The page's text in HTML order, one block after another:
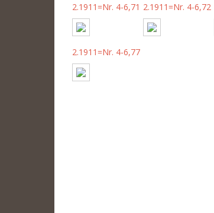
2.1911=Nr. 4-6,71 2.1911=Nr. 4-6,72
2.1911=Nr. 4-6,77